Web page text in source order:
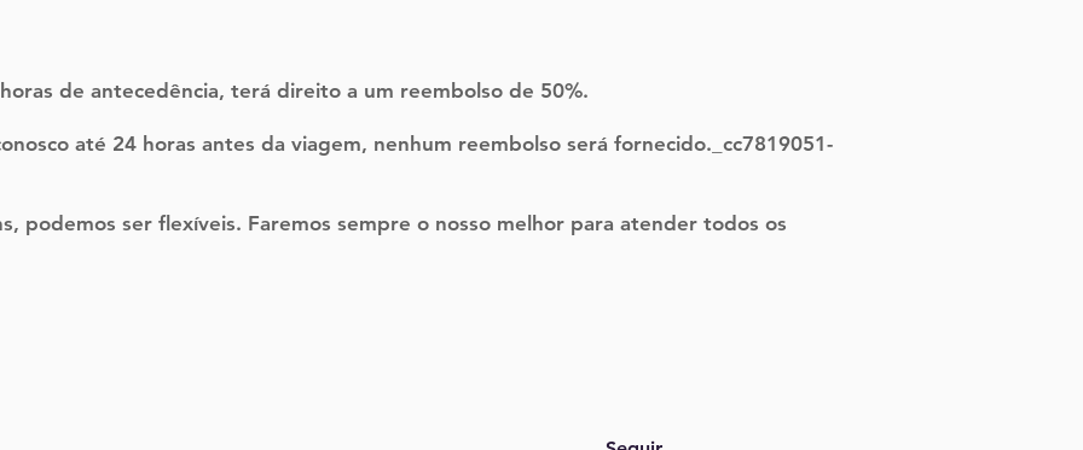
de antecedência, terá direito a um reembolso de 50%.
até 24 horas antes da viagem, nenhum reembolso será fornecido._cc7819051-
ser flexíveis. Faremos sempre o nosso melhor para atender todos os